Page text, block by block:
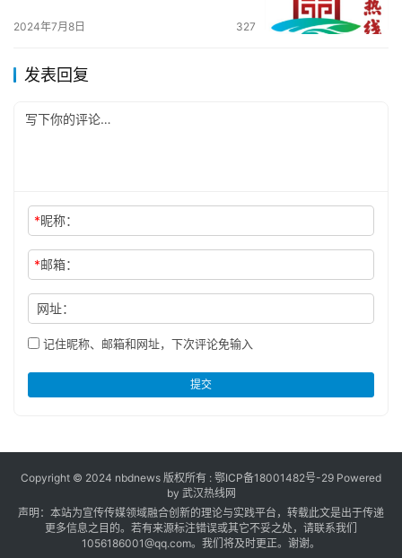
2024年7月8日 327
发表回复
*昵称：
*邮箱：
网址：
记住昵称、邮箱和网址，下次评论免输入
提交
Copyright © 2024 nbdnews 版权所有 : 鄂ICP备18001482号-29 Powered
by 武汉热线网
声明：本站为宣传传媒领域融合创新的理论与实践平台，转载此文是出于传递
更多信息之目的。若有来源标注错误或其它不妥之处，请联系我们
1056186001@qq.com。我们将及时更正。谢谢。